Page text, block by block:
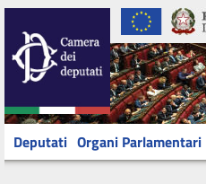
Deputati Organi Parlamentari